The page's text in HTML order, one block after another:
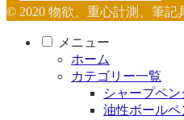
© 2020 物欲、重心計測、筆記
メニュー
ホーム
カテゴリー一覧
シャープペン
油性ボールペ